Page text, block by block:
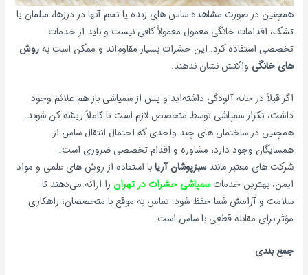
همچنین در صورت مشاهده ساس های زنده یا تخم آنها در درزها، مبلمان یا
تشک، اقدامات خانگی معمول معمولاً کافی نیست و باید از خدمات
تخصصی استفاده کرد. این حشرات بسیار مقاوم‌اند و ممکن است بهروش
های خانگی واکنش نشان ندهند.
اگر قبلاً در خانه آلودگی داشته‌اید و پس از سمپاشی باز هم علائم وجود
داشت، تکرار سمپاشی توسط متخصص لازم است تا کاملاً ریشه کن شوند.
همچنین در ساختمان های چند واحدی که احتمال انتقال ساس از
همسایگان وجود دارد، مشاوره و اقدام تخصصی ضروری است.
شرکت های معتبر مانندسبزپوشان آریابا استفاده از روش های علمی و مواد
ایمن، بهترین خدماتسمپاشی حشرات در تهران را ارائه می‌دهند تا
سلامت و آرامش شما حفظ شود. تماس به موقع با متخصصان، راهکاری
مؤثر برای مقابله قطعی با ساس است.
جمع بندی